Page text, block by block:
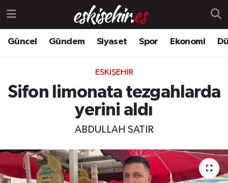
Güncel Gündem Siyaset Spor Ekonomi
ESKIŞEHIR
Sifon limonata tezgahlarda
yerini aldı
ABDULLAH SATIR